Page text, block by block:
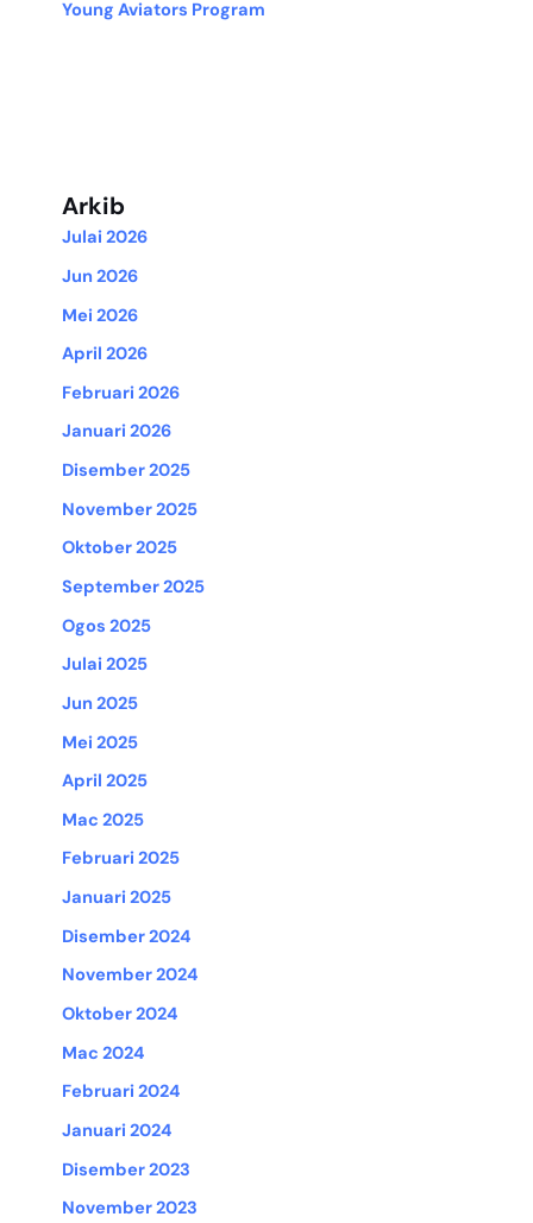
Young Aviators Program
Arkib
Julai 2026
Jun 2026
Mei 2026
April 2026
Februari 2026
Januari 2026
Disember 2025
November 2025
Oktober 2025
September 2025
Ogos 2025
Julai 2025
Jun 2025
Mei 2025
April 2025
Mac 2025
Februari 2025
Januari 2025
Disember 2024
November 2024
Oktober 2024
Mac 2024
Februari 2024
Januari 2024
Disember 2023
November 2023